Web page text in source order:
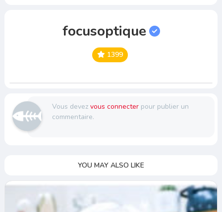
focusoptique
1399
Vous devez vous connecterpour publier un
commentaire.
YOU MAY ALSO LIKE